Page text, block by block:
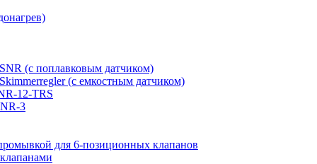
(с поплавковым датчиком)
(с емкостным датчиком)
12-TRS
3
для 6-позиционных клапанов